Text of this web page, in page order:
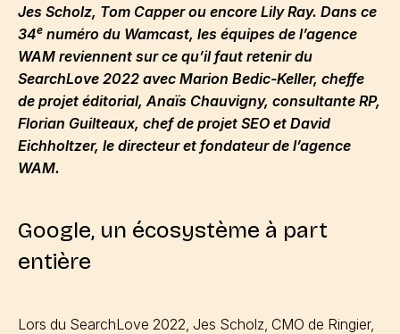
Jes Scholz, Tom Capper ou encore Lily Ray. Dans ce
34e numéro du Wamcast, les équipes de l’agence
WAM reviennent sur ce qu’il faut retenir du
SearchLove 2022 avec Marion Bedic-Keller, cheffe
de projet éditorial, Anaïs Chauvigny, consultante RP,
Florian Guilteaux, chef de projet SEO et David
Eichholtzer, le directeur et fondateur de l’agence
WAM.
Google, un écosystème à part
entière
Lors du SearchLove 2022, Jes Scholz, CMO de Ringier,